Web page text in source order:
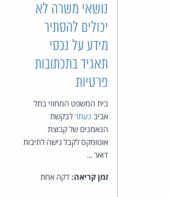
נושאי משרה לא
יכולים להסתיר
מידע על נכסי
תאגיד בתכתובות
פרטיות
בית המשפט המחוזי בתל
אביב נעתרלבקשת
הנאמנים של קבוצת
אוטומקס לקבל גישה לתיבות
דואר ...
זמן קריאה:דקה אחת